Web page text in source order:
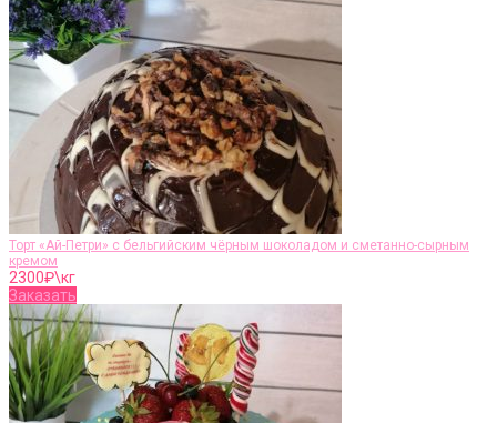
Торт «Ай-Петри» с бельгийским чёрным шоколадом и сметанно-сырным
кремом
2300₽\кг
Заказать